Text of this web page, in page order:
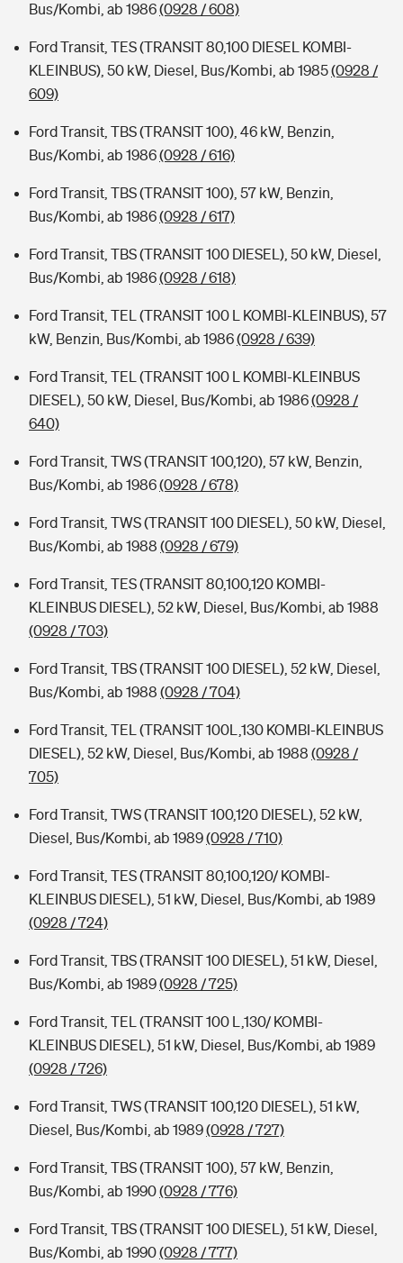
Bus/Kombi, ab 1986(0928 / 608)
Ford Transit, TES (TRANSIT 80,100 DIESEL KOMBI-
KLEINBUS), 50 kW, Diesel, Bus/Kombi, ab 1985(0928 /
609)
Ford Transit, TBS (TRANSIT 100), 46 kW, Benzin,
Bus/Kombi, ab 1986(0928 / 616)
Ford Transit, TBS (TRANSIT 100), 57 kW, Benzin,
Bus/Kombi, ab 1986(0928 / 617)
Ford Transit, TBS (TRANSIT 100 DIESEL), 50 kW, Diesel,
Bus/Kombi, ab 1986(0928 / 618)
Ford Transit, TEL (TRANSIT 100 L KOMBI-KLEINBUS), 57
kW, Benzin, Bus/Kombi, ab 1986(0928 / 639)
Ford Transit, TEL (TRANSIT 100 L KOMBI-KLEINBUS
DIESEL), 50 kW, Diesel, Bus/Kombi, ab 1986(0928 /
640)
Ford Transit, TWS (TRANSIT 100,120), 57 kW, Benzin,
Bus/Kombi, ab 1986(0928 / 678)
Ford Transit, TWS (TRANSIT 100 DIESEL), 50 kW, Diesel,
Bus/Kombi, ab 1988 (0928 / 679)
Ford Transit, TES (TRANSIT 80,100,120 KOMBI-
KLEINBUS DIESEL), 52 kW, Diesel, Bus/Kombi, ab 1988
(0928 / 703)
Ford Transit, TBS (TRANSIT 100 DIESEL), 52 kW, Diesel,
Bus/Kombi, ab 1988 (0928 / 704)
Ford Transit, TEL (TRANSIT 100L,130 KOMBI-KLEINBUS
DIESEL), 52 kW, Diesel, Bus/Kombi, ab 1988 (0928 /
705)
Ford Transit, TWS (TRANSIT 100,120 DIESEL), 52 kW,
Diesel, Bus/Kombi, ab 1989(0928 / 710)
Ford Transit, TES (TRANSIT 80,100,120/ KOMBI-
KLEINBUS DIESEL), 51 kW, Diesel, Bus/Kombi, ab 1989
(0928 / 724)
Ford Transit, TBS (TRANSIT 100 DIESEL), 51 kW, Diesel,
Bus/Kombi, ab 1989(0928 / 725)
Ford Transit, TEL (TRANSIT 100 L,130/ KOMBI-
KLEINBUS DIESEL), 51 kW, Diesel, Bus/Kombi, ab 1989
(0928 / 726)
Ford Transit, TWS (TRANSIT 100,120 DIESEL), 51 kW,
Diesel, Bus/Kombi, ab 1989(0928 / 727)
Ford Transit, TBS (TRANSIT 100), 57 kW, Benzin,
Bus/Kombi, ab 1990(0928 / 776)
Ford Transit, TBS (TRANSIT 100 DIESEL), 51 kW, Diesel,
Bus/Kombi, ab 1990(0928 / 777)